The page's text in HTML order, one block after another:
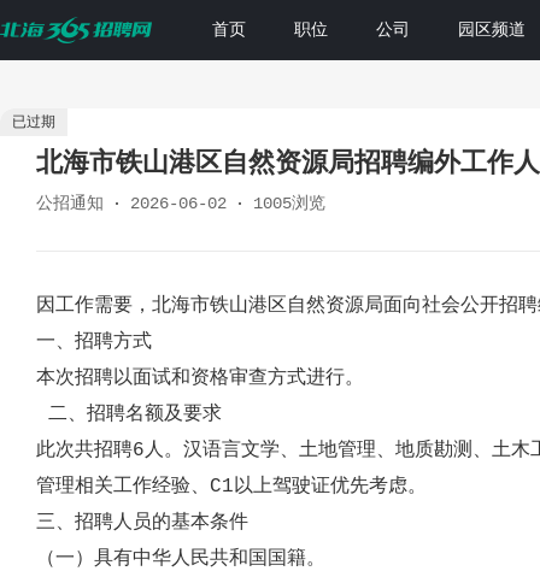
首页 职位 公司 园区频道
已过期
北海市铁山港区自然资源局招聘编外工作
公招通知 2026-06-02 1005浏览
因工作需要， 北海市铁山港区自然资源局面向社会公开招
一、招聘方式
本次招聘以面试和资格审查方式进行。
二、招聘名额及要求
此次共招聘6人。 汉语言文学、土地管理、地质勘测、土木
管理相关工作经验、C1以上驾驶证优先考虑。
三、招聘人员的基本条件
（一）具有中华人民共和国国籍。